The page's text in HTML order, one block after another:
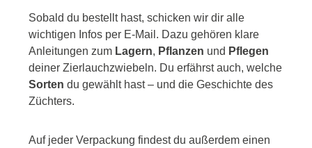
Sobald du bestellt hast, schicken wir dir alle
wichtigen Infos per E-Mail. Dazu gehören klare
Anleitungen zum Lagern, Pflanzen und Pflegen
deiner Zierlauchzwiebeln. Du erfährst auch, welche
Sorten du gewählt hast – und die Geschichte des
Züchters.
Auf jeder Verpackung findest du außerdem einen